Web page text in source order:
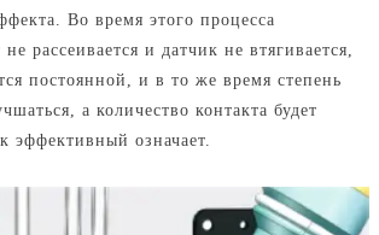
Во время этого процесса
рассеивается и датчик не втягивается,
постоянной, и в то же время степень
а количество контакта будет
эффективный означает.